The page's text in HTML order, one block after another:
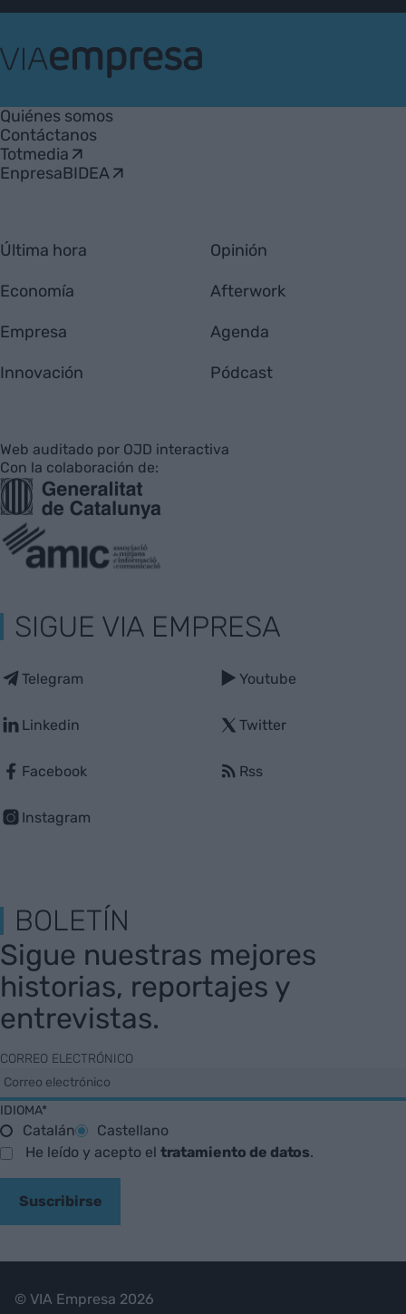
Empresa
Quiénes somos
Contáctanos
Totmedia
EnpresaBIDEA
Última hora
Economía
Empresa
Innovación
Opinión
Afterwork
Agenda
Pódcast
Web auditado por OJD interactiva
Con la colaboración de:
SIGUE VIA EMPRESA
Telegram
Linkedin
Facebook
Instagram
Youtube
Twitter
Rss
BOLETÍN
Sigue nuestras mejores
historias, reportajes y
entrevistas.
CORREO ELECTRÓNICO
IDIOMA*
Catalán
Castellano
He leído y acepto el tratamiento de datos.
Suscribirse
© VIA Empresa 2026